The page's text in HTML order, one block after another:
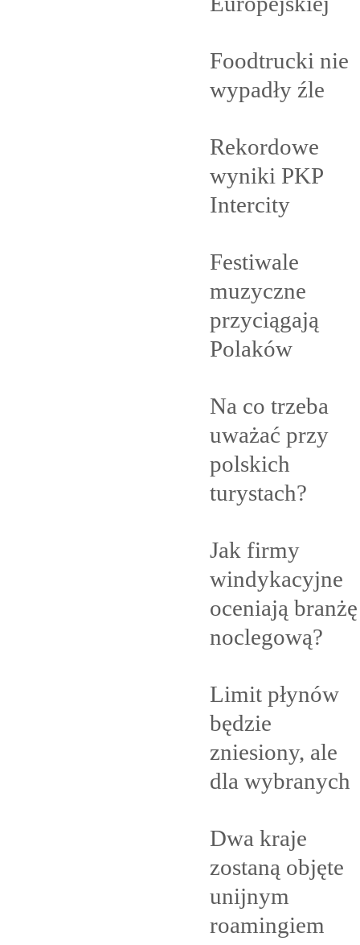
Foodtrucki nie
wypadły źle
Rekordowe
wyniki PKP
Intercity
Festiwale
muzyczne
przyciągają
Polaków
Na co trzeba
uważać przy
polskich
turystach?
Jak firmy
windykacyjne
oceniają branżę
noclegową?
Limit płynów
będzie
zniesiony, ale
dla wybranych
Dwa kraje
zostaną objęte
unijnym
roamingiem